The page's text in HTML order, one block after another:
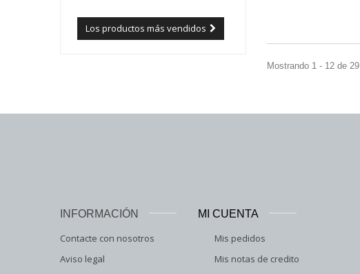
Los productos más vendidos
Mostrando 1 - 12 de 29
INFORMACIÓN
Contacte con nosotros
Aviso legal
MI CUENTA
Mis pedidos
Mis notas de credito